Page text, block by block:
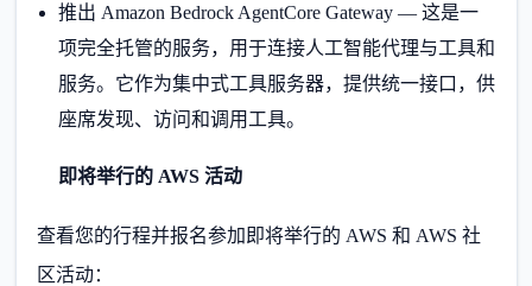
推出 Amazon Bedrock AgentCore Gateway — 这是一
项完全托管的服务，用于连接人工智能代理与工具和
服务。它作为集中式工具服务器，提供统一接口，供
座席发现、访问和调用工具。
即将举行的 AWS 活动
查看您的行程并报名参加即将举行的 AWS 和 AWS 社
区活动：